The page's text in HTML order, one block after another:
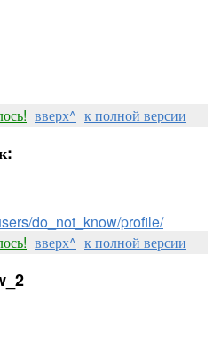
вверх^ к полной версии
do_not_know/profile/
вверх^ к полной версии